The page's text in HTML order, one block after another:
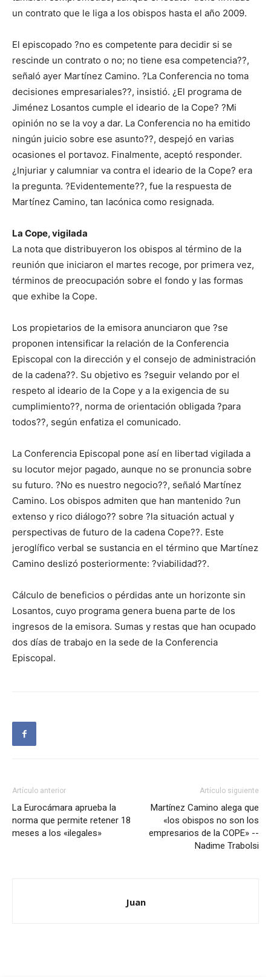
un contrato que le liga a los obispos hasta el año 2009.
El episcopado ?no es competente para decidir si se
rescinde un contrato o no; no tiene esa competencia??,
señaló ayer Martínez Camino. ?La Conferencia no toma
decisiones empresariales??, insistió. ¿El programa de
Jiménez Losantos cumple el ideario de la Cope? ?Mi
opinión no se la voy a dar. La Conferencia no ha emitido
ningún juicio sobre ese asunto??, despejó en varias
ocasiones el portavoz. Finalmente, aceptó responder.
¿Injuriar y calumniar va contra el ideario de la Cope? era
la pregunta. ?Evidentemente??, fue la respuesta de
Martínez Camino, tan lacónica como resignada.
La Cope, vigilada
La nota que distribuyeron los obispos al término de la
reunión que iniciaron el martes recoge, por primera vez,
términos de preocupación sobre el fondo y las formas
que exhibe la Cope.
Los propietarios de la emisora anunciaron que ?se
proponen intensificar la relación de la Conferencia
Episcopal con la dirección y el consejo de administración
de la cadena??. Su objetivo es ?seguir velando por el
respeto al ideario de la Cope y a la exigencia de su
cumplimiento??, norma de orientación obligada ?para
todos??, según enfatiza el comunicado.
La Conferencia Episcopal pone así en libertad vigilada a
su locutor mejor pagado, aunque no se pronuncia sobre
su futuro. ?No es nuestro negocio??, señaló Martínez
Camino. Los obispos admiten que han mantenido ?un
extenso y rico diálogo?? sobre ?la situación actual y
perspectivas de futuro de la cadena Cope??. Este
jeroglífico verbal se sustancia en el término que Martínez
Camino deslizó posteriormente: ?viabilidad??.
Cálculo de beneficios o pérdidas ante un horizonte sin
Losantos, cuyo programa genera buena parte de los
ingresos de la emisora. Sumas y restas que han ocupado
dos días de trabajo en la sede de la Conferencia
Episcopal.
Artículo anterior
La Eurocámara aprueba la
norma que permite retener 18
meses a los «ilegales»
Artículo siguiente
Martínez Camino alega que
«los obispos no son los
empresarios de la COPE» --
Nadime Trabolsi
Juan